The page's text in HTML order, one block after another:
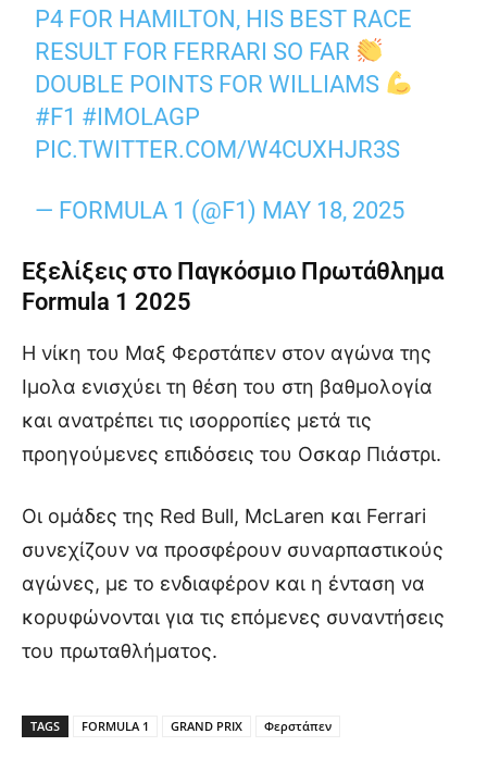
P4 FOR HAMILTON, HIS BEST RACE
RESULT FOR FERRARI SO FAR
DOUBLE POINTS FOR WILLIAMS
#F1 #IMOLAGP
PIC.TWITTER.COM/W4CUXHJR3S
— FORMULA 1 (@F1) MAY 18, 2025
Εξελίξεις στο Παγκόσμιο Πρωτάθλημα
Formula 1 2025
Η νίκη του Μαξ Φερστάπεν στον αγώνα της
Ιμολα ενισχύει τη θέση του στη βαθμολογία
και ανατρέπει τις ισορροπίες μετά τις
προηγούμενες επιδόσεις του Οσκαρ Πιάστρι.
Οι ομάδες της Red Bull, McLaren και Ferrari
συνεχίζουν να προσφέρουν συναρπαστικούς
αγώνες, με το ενδιαφέρον και η ένταση να
κορυφώνονται για τις επόμενες συναντήσεις
του πρωταθλήματος.
TAGS FORMULA 1 GRAND PRIX Φερστάπεν